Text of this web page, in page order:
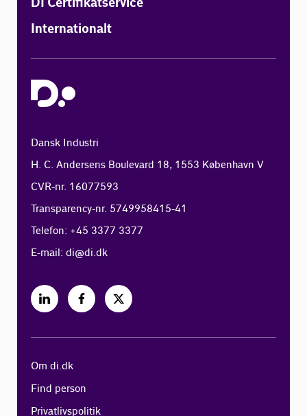
Internationalt
Dansk Industri
H. C. Andersens Boulevard 18, 1553 København V
CVR-nr. 16077593
Transparency-nr. 5749958415-41
Telefon: +45 3377 3377
E-mail:di@di.dk
Om di.dk
Find person
Privatlivspolitik